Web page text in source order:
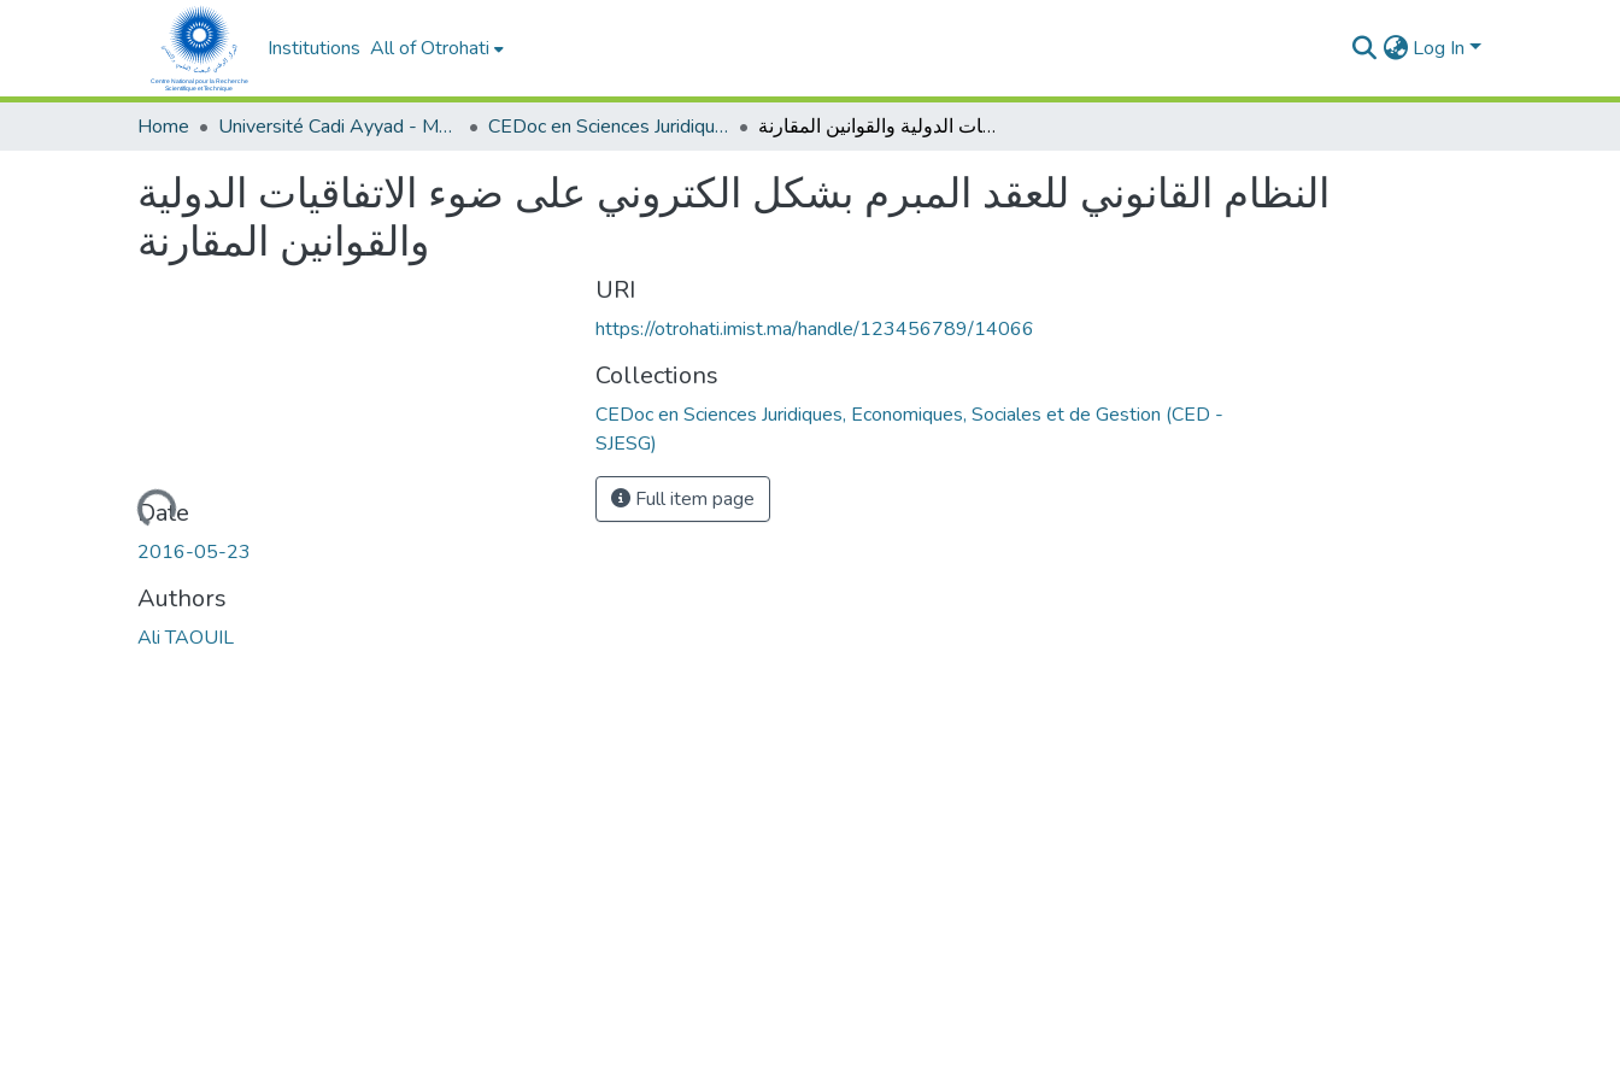
Institutions All of Otrohati Log In
Home Université Cadi Ayyad - Marrakech CEDoc en Sciences Juridiques, Economiques, Sociales et de Gestion (CED - SJESG) النظام القانوني للعقد المبرم بشكل الكتروني على ضوء الاتفاقيات الدولية والقوانين المقارنة
النظام القانوني للعقد المبرم بشكل الكتروني على ضوء الاتفاقيات الدولية
والقوانين المقارنة
Loading...
Date
2016-05-23
Authors
Ali TAOUIL
URI
https://otrohati.imist.ma/handle/123456789/14066
Collections
CEDoc en Sciences Juridiques, Economiques, Sociales et de Gestion (CED -
SJESG)
Full item page